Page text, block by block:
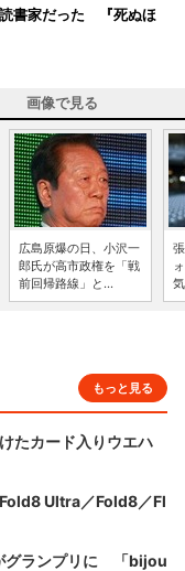
書家だった 『死ぬほ
画像で見る
広島原爆の日、小沢一
郎氏が高市政権を「戦
前回帰路線」と...
もっと見る
たカード入りウエハ
Ultra／Fold8／Fl
グランプリに 「bijou